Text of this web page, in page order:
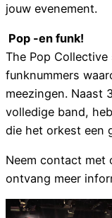
jouw evenement.
Pop -en funk!
The Pop
funknummers
meezingen. Naast
volledige band,
die het orkest een
Neem contact met
ontvang meer